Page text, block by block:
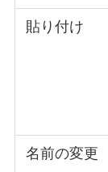
貼り付け
名前の変更